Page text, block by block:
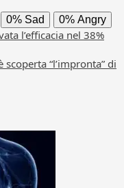
0% Sad 0% Angry
l’efficacia nel 38%
“l’impronta” di